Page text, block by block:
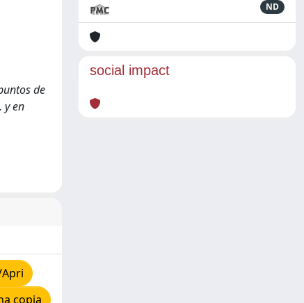
de
y en
copia
ND
social impact